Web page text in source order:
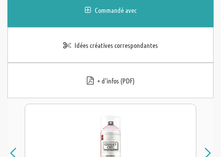
Commandé avec
Idées créatives correspondantes
+ d'infos (PDF)